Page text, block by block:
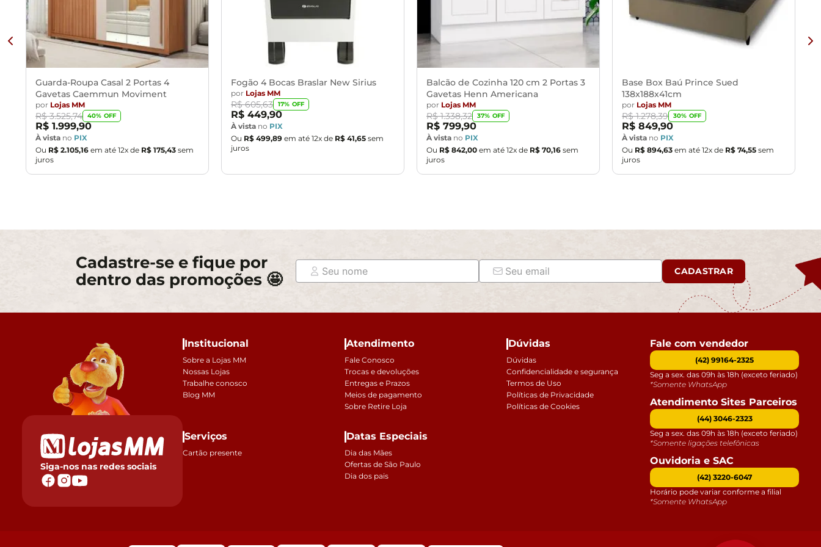
Guarda-Roupa Casal 2 Portas 4
Gavetas Caemmun Moviment
por Lojas MM
R$ 3.525,74 40% OFF
R$ 1.999,90
À vista no PIX
Ou R$ 2.105,16 em até 12x de R$ 175,43 sem
juros
Fogão 4 Bocas Braslar New Sirius
por Lojas MM
R$ 605,63 17% OFF
R$ 449,90
À vista no PIX
Ou R$ 499,89 em até 12x de R$ 41,65 sem
juros
Balcão de Cozinha 120 cm 2 Portas 3
Gavetas Henn Americana
por Lojas MM
R$ 1.338,32 37% OFF
R$ 799,90
À vista no PIX
Ou R$ 842,00 em até 12x de R$ 70,16 sem
juros
Base Box Baú Prince Sued
138x188x41cm
por Lojas MM
R$ 1.278,39 30% OFF
R$ 849,90
À vista no PIX
Ou R$ 894,63 em até 12x de R$ 74,55 sem
juros
Cadastre-se e fique por
dentro das promoções 🤩
CADASTRAR
Siga-nos nas redes sociais
Institucional
Sobre a Lojas MM
Nossas Lojas
Trabalhe conosco
Blog MM
Atendimento
Fale Conosco
Trocas e devoluções
Entregas e Prazos
Meios de pagamento
Sobre Retire Loja
Dúvidas
Dúvidas
Confidencialidade e segurança
Termos de Uso
Políticas de Privacidade
Políticas de Cookies
Serviços
Cartão presente
Datas Especiais
Dia das Mães
Ofertas de São Paulo
Dia dos pais
Fale com vendedor
(42) 99164-2325
Seg a sex. das 09h às 18h (exceto feriado)
*Somente WhatsApp
Atendimento Sites Parceiros
(44) 3046-2323
Seg a sex. das 09h às 18h (exceto feriado)
*Somente ligações telefônicas
Ouvidoria e SAC
(42) 3220-6047
Horário pode variar conforme a filial
*Somente WhatsApp